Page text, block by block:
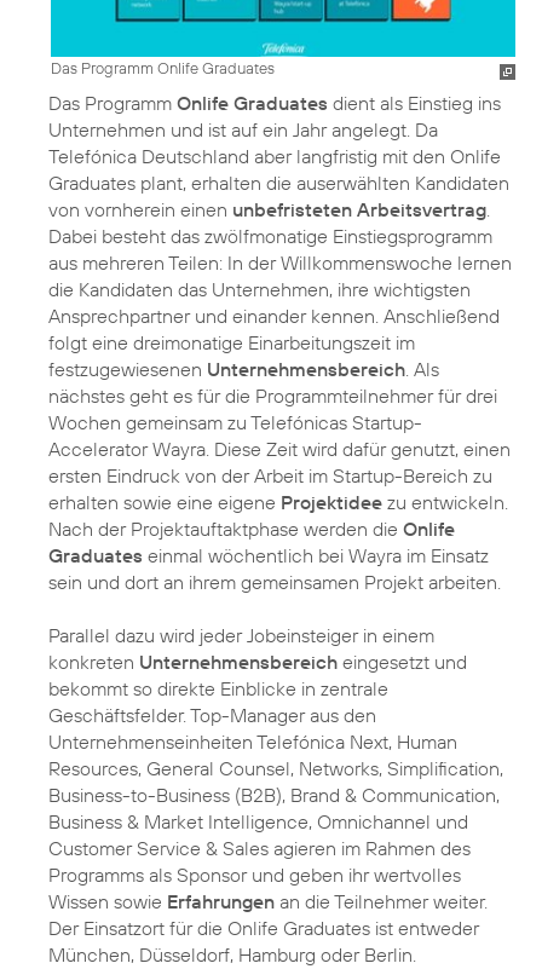
Das Programm Onlife Graduates
Das Programm Onlife Graduates dient als Einstieg ins
Unternehmen und ist auf ein Jahr angelegt. Da
Telefónica Deutschland aber langfristig mit den Onlife
Graduates plant, erhalten die auserwählten Kandidaten
von vornherein einen unbefristeten Arbeitsvertrag.
Dabei besteht das zwölfmonatige Einstiegsprogramm
aus mehreren Teilen: In der Willkommenswoche lernen
die Kandidaten das Unternehmen, ihre wichtigsten
Ansprechpartner und einander kennen. Anschließend
folgt eine dreimonatige Einarbeitungszeit im
festzugewiesenen Unternehmensbereich. Als
nächstes geht es für die Programmteilnehmer für drei
Wochen gemeinsam zu Telefónicas Startup-
Accelerator Wayra. Diese Zeit wird dafür genutzt, einen
ersten Eindruck von der Arbeit im Startup-Bereich zu
erhalten sowie eine eigene Projektidee zu entwickeln.
Nach der Projektauftaktphase werden die Onlife
Graduates einmal wöchentlich bei Wayra im Einsatz
sein und dort an ihrem gemeinsamen Projekt arbeiten.
Parallel dazu wird jeder Jobeinsteiger in einem
konkreten Unternehmensbereich eingesetzt und
bekommt so direkte Einblicke in zentrale
Geschäftsfelder. Top-Manager aus den
Unternehmenseinheiten Telefónica Next, Human
Resources, General Counsel, Networks, Simplification,
Business-to-Business (B2B), Brand & Communication,
Business & Market Intelligence, Omnichannel und
Customer Service & Sales agieren im Rahmen des
Programms als Sponsor und geben ihr wertvolles
Wissen sowie Erfahrungen an die Teilnehmer weiter.
Der Einsatzort für die Onlife Graduates ist entweder
München, Düsseldorf, Hamburg oder Berlin.